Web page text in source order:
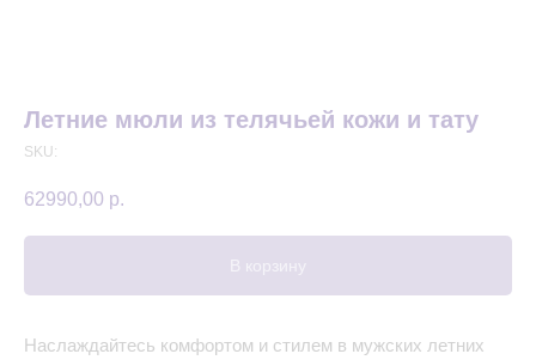
Летние мюли из телячьей кожи и тату
SKU:
62990,00 р.
В корзину
Наслаждайтесь комфортом и стилем в мужских летних